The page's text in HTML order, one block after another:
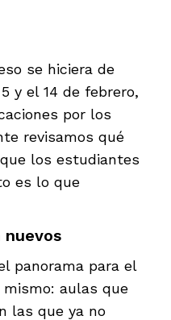
se hiciera de
y el 14 de febrero,
por los
revisamos qué
los estudiantes
es lo que
nuevos
panorama para el
aulas que
las que ya no